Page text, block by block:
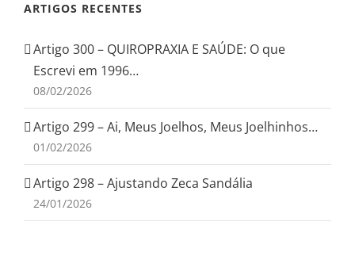
ARTIGOS RECENTES
Artigo 300 – QUIROPRAXIA E SAÚDE: O que
Escrevi em 1996…
08/02/2026
Artigo 299 – Ai, Meus Joelhos, Meus Joelhinhos…
01/02/2026
Artigo 298 – Ajustando Zeca Sandália
24/01/2026